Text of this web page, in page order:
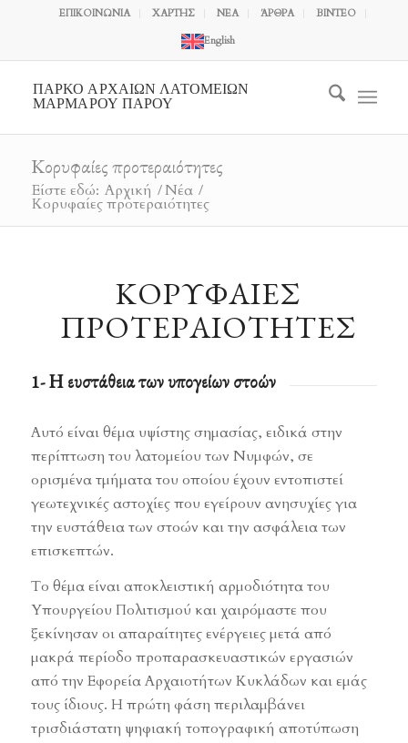
ΕΠΙΚΟΙΝΩΝΙΑ ΧΑΡΤΗΣ ΝΕΑ ΆΡΘΡΑ ΒΙΝΤΕΟ
English
ΠΑΡΚΟ ΑΡΧΑΙΩΝ ΛΑΤΟΜΕΙΩΝ
ΜΑΡΜΑΡΟΥ ΠΑΡΟΥ
Κορυφαίες προτεραιότητες
Είστε εδώ: Αρχική / Νέα /
Κορυφαίες προτεραιότητες
ΚΟΡΥΦΑΊΕΣ
ΠΡΟΤΕΡΑΙΌΤΗΤΕΣ
1- Η ευστάθεια των υπογείων στοών
Αυτό είναι θέμα υψίστης σημασίας, ειδικά στην
περίπτωση του λατομείου των Νυμφών, σε
ορισμένα τμήματα του οποίου έχουν εντοπιστεί
γεωτεχνικές αστοχίες που εγείρουν ανησυχίες για
την ευστάθεια των στοών και την ασφάλεια των
επισκεπτών.
Το θέμα είναι αποκλειστική αρμοδιότητα του
Υπουργείου Πολιτισμού και χαιρόμαστε που
ξεκίνησαν οι απαραίτητες ενέργειες μετά από
μακρά περίοδο προπαρασκευαστικών εργασιών
από την Εφορεία Αρχαιοτήτων Κυκλάδων και εμάς
τους ίδιους. Η πρώτη φάση περιλαμβάνει
τρισδιάστατη ψηφιακή τοπογραφική αποτύπωση